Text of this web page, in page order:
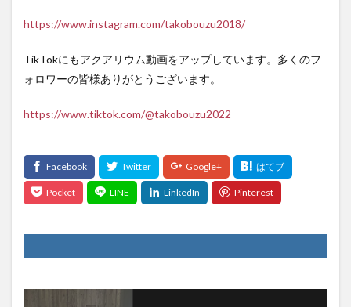
https://www.instagram.com/takobouzu2018/
TikTokにもアクアリウム動画をアップしています。多くのフ
ォロワーの皆様ありがとうございます。
https://www.tiktok.com/@takobouzu2022